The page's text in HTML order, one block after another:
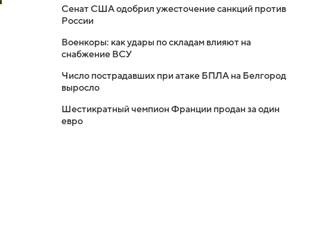
Сенат США одобрил ужесточение санкций против
России
Военкоры: как удары по складам влияют на
снабжение ВСУ
Число пострадавших при атаке БПЛА на Белгород
выросло
Шестикратный чемпион Франции продан за один
евро